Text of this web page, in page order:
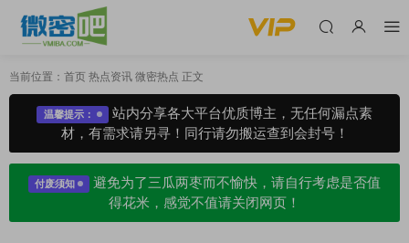
当前位置： 首页 热点资讯 微密热点 正文
温馨提示：
站内分享各大平台优质博主，无任何漏点素
材，有需求请另寻！同行请勿搬运查到会封号！
付废须知
避免为了三瓜两枣而不愉快，请自行考虑是否值
得花米，感觉不值请关闭网页！